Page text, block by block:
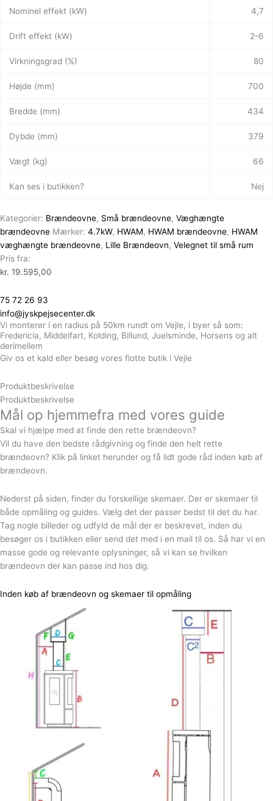
Nominel effekt (kW) 4,7
Drift effekt (kW) 2-6
Virkningsgrad (%) 80
Højde (mm) 700
Bredde (mm) 434
Dybde (mm) 379
Vægt (kg) 66
Kan ses i butikken? Nej
Kategorier: Brændeovne, Små brændeovne, Væghængte
brændeovne Mærker: 4.7kW, HWAM, HWAM brændeovne, HWAM
væghængte brændeovne, Lille Brændeovn, Velegnet til små rum
Pris fra:
kr. 19.595,00
75 72 26 93
info@jyskpejsecenter.dk
Vi monterer i en radius på 50km rundt om Vejle, i byer så som:
Fredericia, Middelfart, Kolding, Billund, Juelsminde, Horsens og alt
derimellem
Giv os et kald eller besøg vores flotte butik i Vejle
Produktbeskrivelse
Produktbeskrivelse
Mål op hjemmefra med vores guide
Skal vi hjælpe med at finde den rette brændeovn?
Vil du have den bedste rådgivning og finde den helt rette
brændeovn? Klik på linket herunder og få lidt gode råd inden køb af
brændeovn.
Nederst på siden, finder du forskellige skemaer. Der er skemaer til
både opmåling og guides. Vælg det der passer bedst til det du har.
Tag nogle billeder og udfyld de mål der er beskrevet, inden du
besøger os i butikken eller send det med i en mail til os. Så har vi en
masse gode og relevante oplysninger, så vi kan se hvilken
brændeovn der kan passe ind hos dig.
Inden køb af brændeovn og skemaer til opmåling